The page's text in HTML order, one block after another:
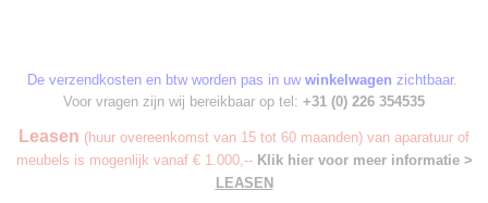
De verzendkosten en btw worden pas in uw winkelwagen zichtbaar.
Voor vragen zijn wij bereikbaar op tel: +31 (0) 226 354535
Leasen (huur overeenkomst van 15 tot 60 maanden) van aparatuur of
meubels is mogenlijk vanaf € 1.000,-- Klik hier voor meer informatie >
LEASEN